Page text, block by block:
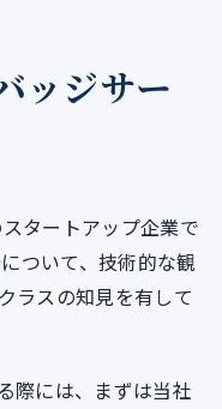
ッジサー
タートアップ企業で
ついて、技術的な観
ラスの知見を有して
際には、まずは当社